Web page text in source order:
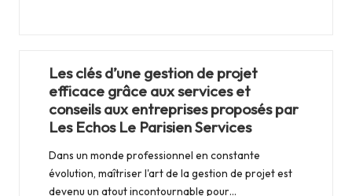
Les clés d’une gestion de projet
efficace grâce aux services et
conseils aux entreprises proposés par
Les Echos Le Parisien Services
Dans un monde professionnel en constante
évolution, maîtriser l'art de la gestion de projet est
devenu un atout incontournable pour…